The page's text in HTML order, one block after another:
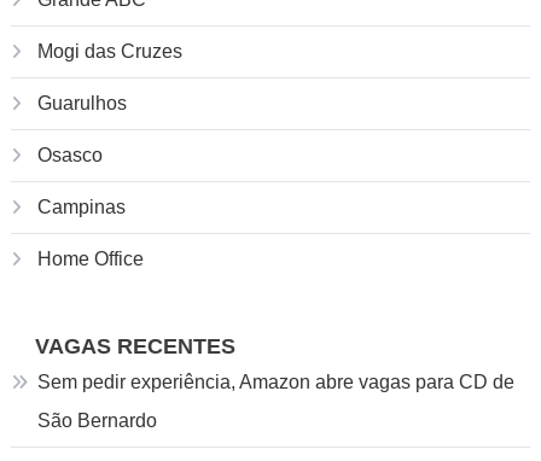
Mogi das Cruzes
Guarulhos
Osasco
Campinas
Home Office
VAGAS RECENTES
Sem pedir experiência, Amazon abre vagas para CD de
São Bernardo